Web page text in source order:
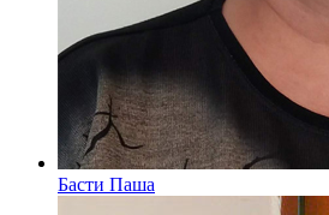
Басти Паша